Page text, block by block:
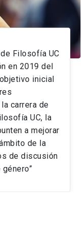
Filosofía UC
en 2019 del
inicial
carrera de
UC, la
a mejorar
de la
de discusión